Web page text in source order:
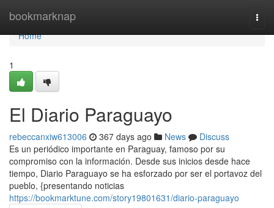
bookmarknap
Home
Home
1
El Diario Paraguayo
rebeccanxiw613006 367 days ago News
Discuss
Es un periódico importante en Paraguay, famoso por su
compromiso con la información. Desde sus inicios desde hace
tiempo, Diario Paraguayo se ha esforzado por ser el portavoz del
pueblo, {presentando noticias
https://bookmarktune.com/story19801631/diario-paraguayo